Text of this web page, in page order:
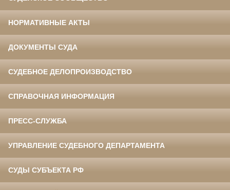
НОРМАТИВНЫЕ АКТЫ
ДОКУМЕНТЫ СУДА
СУДЕБНОЕ ДЕЛОПРОИЗВОДСТВО
СПРАВОЧНАЯ ИНФОРМАЦИЯ
ПРЕСС-СЛУЖБА
УПРАВЛЕНИЕ СУДЕБНОГО ДЕПАРТАМЕНТА
СУДЫ СУБЪЕКТА РФ